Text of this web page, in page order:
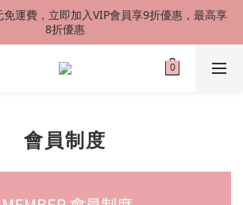
運費，立即加入VIP會員享9折優惠，最高享
8折優惠
運費，立即加入VIP會員享9折優惠，最高享
8折優惠
快速到貨 中國地區順丰配送（運費到付）
免運費，立即加入VIP會員享9折優惠，最高享
會員制度